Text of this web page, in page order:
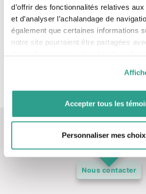
d’offrir des fonctionnalités relatives
et d’analyser l’achalandage de
également que certaines informations
notre site pourraient être partagées
vous leur auriez fournies ou qu’ils
de votre utilisation de leurs services.
Accepter tous les
Personnaliser mes choix
Courtier membre réglementé par l’OCRI
Obtenez plus d’information sur l’inscription d’un
consultant lesRapports info-conseiller.
Nous contacter